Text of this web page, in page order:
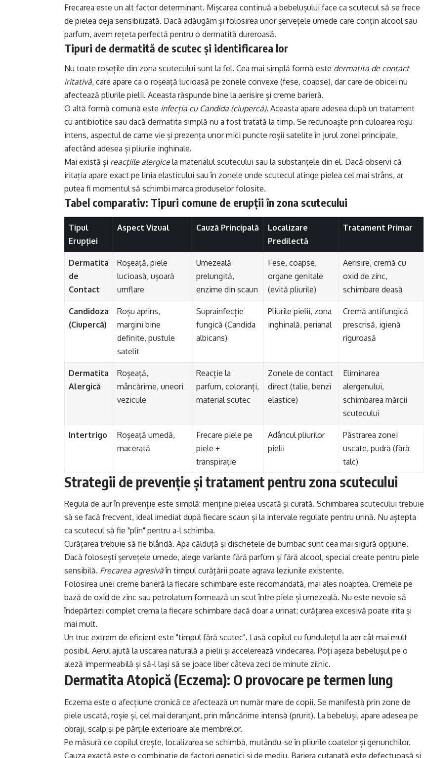
Frecarea este un alt factor determinant. Mișcarea continuă a bebelușului face ca scutecul să se frece
de pielea deja sensibilizată. Dacă adăugăm și folosirea unor șervețele umede care conțin alcool sau
parfum, avem rețeta perfectă pentru o dermatită dureroasă.
Tipuri de dermatită de scutec și identificarea lor
Nu toate roșețile din zona scutecului sunt la fel. Cea mai simplă formă este dermatita de contact
iritativă, care apare ca o roșeață lucioasă pe zonele convexe (fese, coapse), dar care de obicei nu
afectează pliurile pielii. Aceasta răspunde bine la aerisire și creme barieră.
O altă formă comună este infecția cu Candida (ciupercă). Aceasta apare adesea după un tratament
cu antibiotice sau dacă dermatita simplă nu a fost tratată la timp. Se recunoaște prin culoarea roșu
intens, aspectul de carne vie și prezența unor mici puncte roșii satelite în jurul zonei principale,
afectând adesea și pliurile inghinale.
Mai există și reacțiile alergicela materialul scutecului sau la substanțele din el. Dacă observi că
iritația apare exact pe linia elasticului sau în zonele unde scutecul atinge pielea cel mai strâns, ar
putea fi momentul să schimbi marca produselor folosite.
Tabel comparativ: Tipuri comune de erupții în zona scutecului
Tipul
Erupției
Aspect Vizual Cauză Principală
Localizare
Predilectă
Tratament Primar
Dermatita
de
Contact
Roșeață, piele
lucioasă, ușoară
umflare
Umezeală
prelungită,
enzime din scaun
Fese, coapse,
organe genitale
(evită pliurile)
Aerisire, cremă cu
oxid de zinc,
schimbare deasă
Candidoza
(Ciupercă)
Roșu aprins,
margini bine
definite, pustule
satelit
Suprainfecție
fungică (Candida
albicans)
Pliurile pielii, zona
inghinală, perianal
Cremă antifungică
prescrisă, igienă
riguroasă
Dermatita
Alergică
Roșeață,
mâncărime, uneori
vezicule
Reacție la
parfum, coloranți,
material scutec
Zonele de contact
direct (talie, benzi
elastice)
Eliminarea
alergenului,
schimbarea mărcii
scutecului
Intertrigo
Roșeață umedă,
macerată
Frecare piele pe
piele +
transpirație
Adâncul pliurilor
pielii
Păstrarea zonei
uscate, pudră (fără
talc)
Strategii de prevenție și tratament pentru zona scutecului
Regula de aur în prevenție este simplă: menține pielea uscată și curată. Schimbarea scutecului trebuie
să se facă frecvent, ideal imediat după fiecare scaun și la intervale regulate pentru urină. Nu aștepta
ca scutecul să fie "plin" pentru a-l schimba.
Curățarea trebuie să fie blândă. Apa călduță și dischetele de bumbac sunt cea mai sigură opțiune.
Dacă folosești șervețele umede, alege variante fără parfum și fără alcool, special create pentru piele
sensibilă. Frecarea agresivăîn timpul curățării poate agrava leziunile existente.
Folosirea unei creme barieră la fiecare schimbare este recomandată, mai ales noaptea. Cremele pe
bază de oxid de zinc sau petrolatum formează un scut între piele și umezeală. Nu este nevoie să
îndepărtezi complet crema la fiecare schimbare dacă doar a urinat; curățarea excesivă poate irita și
mai mult.
Un truc extrem de eficient este "timpul fără scutec". Lasă copilul cu fundulețul la aer cât mai mult
posibil. Aerul ajută la uscarea naturală a pielii și accelerează vindecarea. Poți așeza bebelușul pe o
aleză impermeabilă și să-l lași să se joace liber câteva zeci de minute zilnic.
Dermatita Atopică (Eczema): O provocare pe termen lung
Eczema este o afecțiune cronică ce afectează un număr mare de copii. Se manifestă prin zone de
piele uscată, roșie și, cel mai deranjant, prin mâncărime intensă (prurit). La bebeluși, apare adesea pe
obraji, scalp și pe părțile exterioare ale membrelor.
Pe măsură ce copilul crește, localizarea se schimbă, mutându-se în pliurile coatelor și genunchilor.
Cauza exactă este o combinație de factori genetici și de mediu. Bariera cutanată este defectuoasă și